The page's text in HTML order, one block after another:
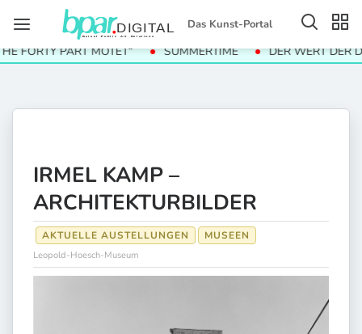
Das Kunst-Portal
PART MOTET“ SUMMERTIME DER WERT DER DINGE
IRMEL KAMP –
ARCHITEKTURBILDER
AKTUELLE AUSTELLUNGEN MUSEEN
Leopold-Hoesch-Museum